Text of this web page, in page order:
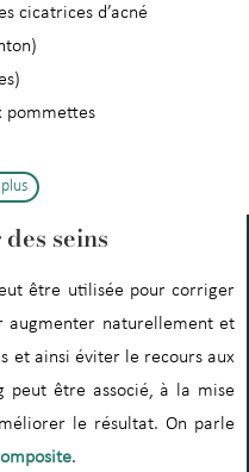
cicatrices d’acné
pommettes
seins
être utilisée pour corriger
augmenter naturellement et
et ainsi éviter le recours aux
peut être associé, à la mise
le résultat. On parle
.